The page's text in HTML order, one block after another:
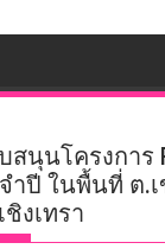
นุนโครงการ
ำปี ในพื้นที่ ต.
งเทรา